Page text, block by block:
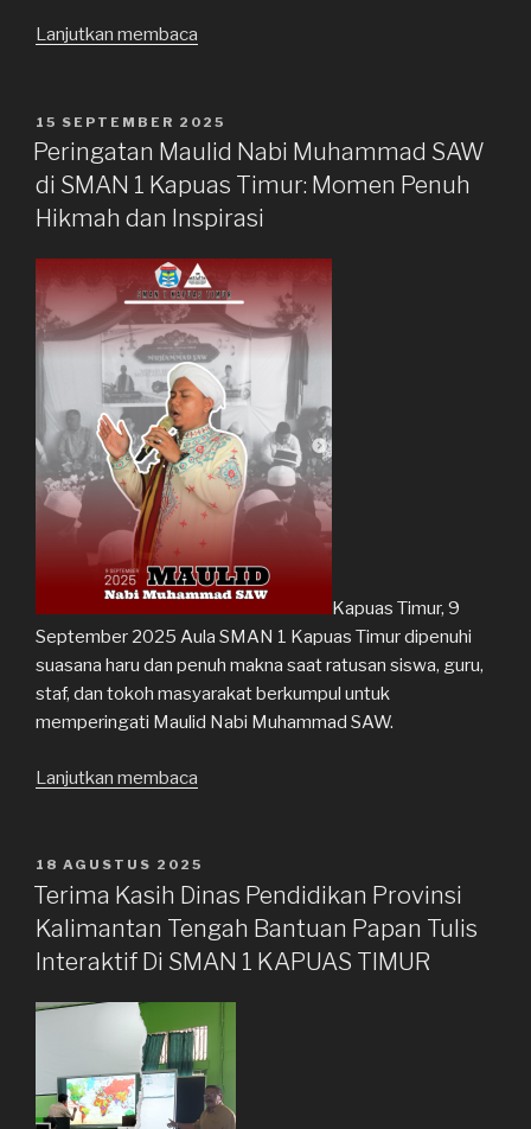
Lanjutkan membaca
Resmi
Diumumkan,
Siswa
SMAN
1
Kapuas
Timur
Raih
Prestasi
Membanggakan”
DIPOSKAN
PADA
15 SEPTEMBER 2025
Peringatan Maulid Nabi Muhammad SAW
di SMAN 1 Kapuas Timur: Momen Penuh
Hikmah dan Inspirasi
Kapuas Timur, 9
September 2025 Aula SMAN 1 Kapuas Timur dipenuhi
suasana haru dan penuh makna saat ratusan siswa, guru,
staf, dan tokoh masyarakat berkumpul untuk
memperingati Maulid Nabi Muhammad SAW.
Lanjutkan membaca
Muhammad
SAW
di
SMAN
1
Kapuas
Timur:
Momen
Penuh
Hikmah
DIPOSKAN
PADA
18 AGUSTUS 2025
Terima Kasih Dinas Pendidikan Provinsi
Kalimantan Tengah Bantuan Papan Tulis
Interaktif Di SMAN 1 KAPUAS TIMUR